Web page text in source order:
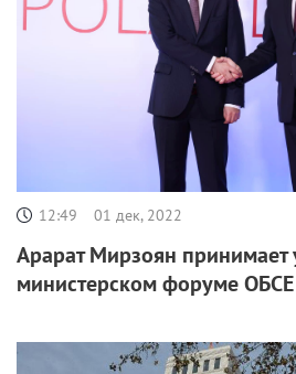
12:49 01 дек, 2022
Арарат Мирзоян принимает
министерском форуме ОБСЕ